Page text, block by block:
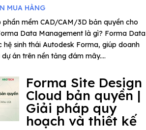
MUA HÀNG
phần mềm CAD/CAM/3D bản quyền cho
Data Management là gì? Forma Data
sinh thái Autodesk Forma, giúp doanh
án trên nền tảng đám mây....
Forma Site Design
Cloud bản quyền |
Giải pháp quy
hoạch và thiết kế